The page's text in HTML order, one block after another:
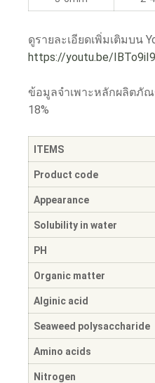
ดูรายละเอียดเพิ่มเติมบน
https://youtu.be/
ข้อมูลจำเพาะหลักผลิตภั
18%
ITEMS
Product code
Appearance
Solubility in water
PH
Organic matter
Alginic acid
Seaweed polysaccharide
Amino acids
Nitrogen